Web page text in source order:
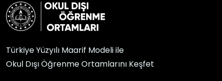
Türkiye Yüzyılı Maarif Modeli ile
Okul Dışı Öğrenme Ortamlarını Keşfet